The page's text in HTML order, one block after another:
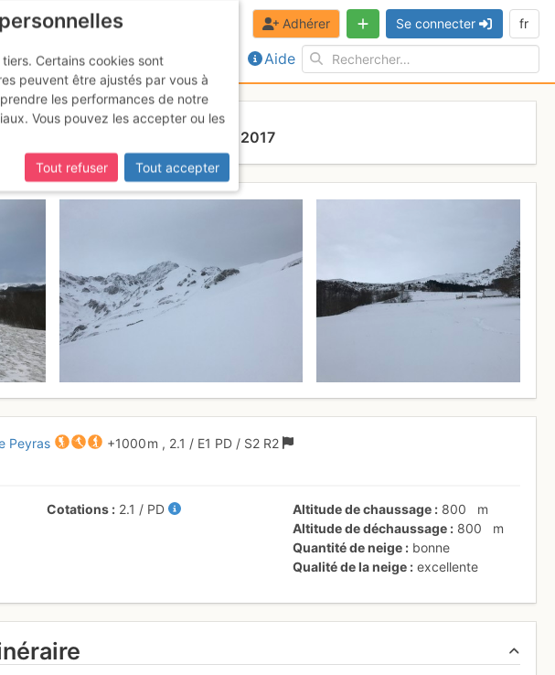
Aide
Adhérer Se connecter fr
Peyras Lundi 6 février 2017
Peyras +1000 m , 2.1 / E1 PD / S2 R2
Cotations 2.1 / PD Altitude de chaussage 800
m
Altitude de déchaussage
800
m
Quantité de neige
bonne
Qualité de la neige
excellente
Certains cookies sont
peuvent être ajustés par vous à
les performances de notre
Vous pouvez les accepter ou les
Tout refuser
Tout accepter